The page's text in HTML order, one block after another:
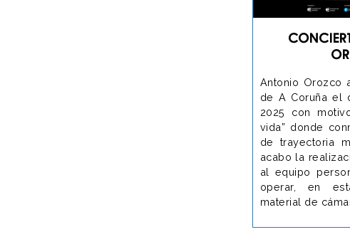
Antonio Orozco
de A Coruña el
2025 con
vida” donde
de trayectoria
acabo la
al equipo
operar, en
material de